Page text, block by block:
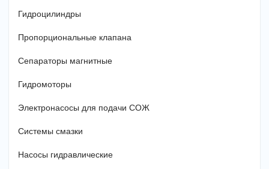
Гидроцилиндры
Пропорциональные клапана
Сепараторы магнитные
Гидромоторы
Электронасосы для подачи СОЖ
Системы смазки
Насосы гидравлические